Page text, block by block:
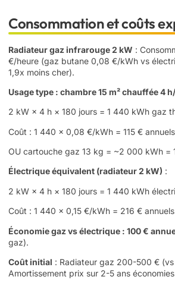
Consommation et coûts
Radiateur gaz infrarouge 2 kW :
€/heure (gaz butane 0,08 €/kWh vs
1,9x moins cher).
Usage type : chambre 15 m² chauffée 4
2 kW × 4 h × 180 jours = 1 440 kWh gaz
Coût : 1 440 × 0,08 €/kWh = 115 €
OU cartouche gaz 13 kg = ~2 000 kWh =
Électrique équivalent (radiateur 2 kW) :
2 kW × 4 h × 180 jours = 1 440 kWh
Coût : 1 440 × 0,15 €/kWh = 216 €
Économie gaz vs électrique : 100 €
gaz).
Coût initial : Radiateur gaz 200-500 €
Amortissement prix sur 2-5 ans